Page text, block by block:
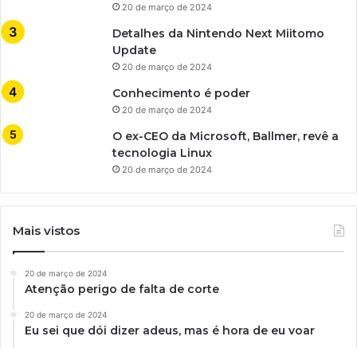
20 de março de 2024
Detalhes da Nintendo Next Miitomo
Update
20 de março de 2024
Conhecimento é poder
20 de março de 2024
O ex-CEO da Microsoft, Ballmer, revê a
tecnologia Linux
20 de março de 2024
Mais vistos
20 de março de 2024
Atenção perigo de falta de corte
20 de março de 2024
Eu sei que dói dizer adeus, mas é hora de eu voar